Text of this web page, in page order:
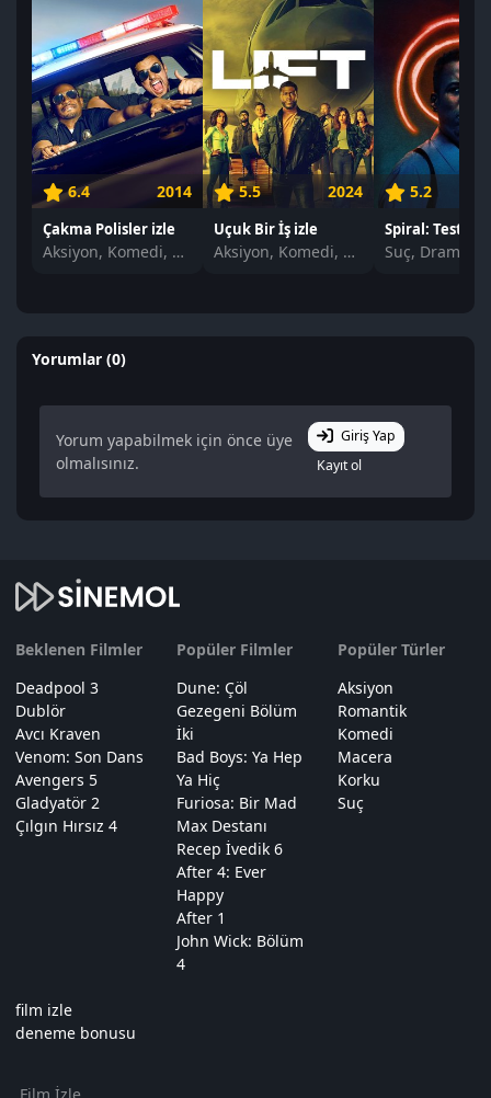
6.4 2014
Çakma Polisler izle
Aksiyon, Komedi, Suç, Polisiye
5.5 2024
Uçuk Bir İş izle
Aksiyon, Komedi, Suç
5.2
Suç, Dram,
Yorumlar (0)
Yorum yapabilmek için önce üye
olmalısınız.
Giriş Yap
Kayıt ol
Beklenen Filmler
Deadpool 3
Dublör
Avcı Kraven
Venom: Son Dans
Avengers 5
Gladyatör 2
Çılgın Hırsız 4
Popüler Filmler
Dune: Çöl
Gezegeni Bölüm
İki
Bad Boys: Ya Hep
Ya Hiç
Furiosa: Bir Mad
Max Destanı
Recep İvedik 6
After 4: Ever
Happy
After 1
John Wick: Bölüm
4
Popüler Türler
Aksiyon
Romantik
Komedi
Macera
Korku
Suç
film izle
deneme bonusu